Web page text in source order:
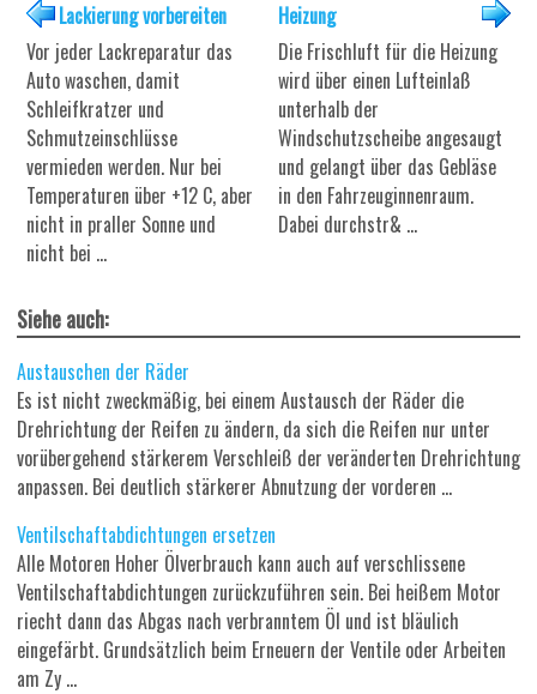
Lackierung vorbereiten
Vor jeder Lackreparatur das
Auto waschen, damit
Schleifkratzer und
Schmutzeinschlüsse
vermieden werden. Nur bei
Temperaturen über +12 C, aber
nicht in praller Sonne und
nicht bei ...
Heizung
Die Frischluft für die Heizung
wird über einen Lufteinlaß
unterhalb der
Windschutzscheibe angesaugt
und gelangt über das Gebläse
in den Fahrzeuginnenraum.
Dabei durchstr& ...
Siehe auch:
Austauschen der Räder
Es ist nicht zweckmäßig, bei einem Austausch der Räder die
Drehrichtung der Reifen zu ändern, da sich die Reifen nur unter
vorübergehend stärkerem Verschleiß der veränderten Drehrichtung
anpassen. Bei deutlich stärkerer Abnutzung der vorderen ...
Ventilschaftabdichtungen ersetzen
Alle Motoren Hoher Ölverbrauch kann auch auf verschlissene
Ventilschaftabdichtungen zurückzuführen sein. Bei heißem Motor
riecht dann das Abgas nach verbranntem Öl und ist bläulich
eingefärbt. Grundsätzlich beim Erneuern der Ventile oder Arbeiten
am Zy ...